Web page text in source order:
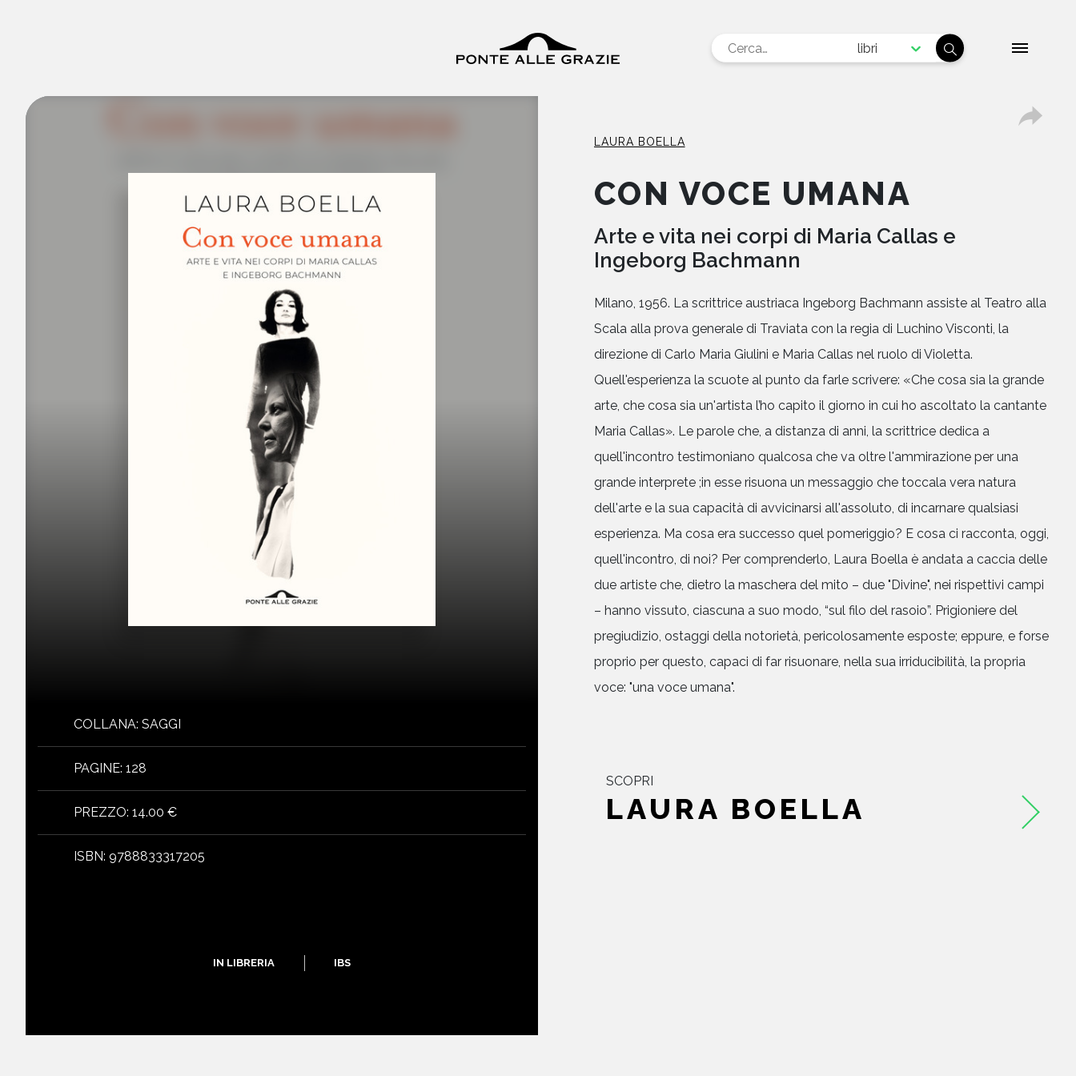
libri
HOME
CHI SIAMO
EVENTI
COLLANA: SAGGI
PAGINE: 128
PREZZO: 14.00 €
ISBN: 9788833317205
IN LIBRERIA IBS
LAURA BOELLA
CON VOCE UMANA
Arte e vita nei corpi di Maria Callas e
Ingeborg Bachmann
Milano, 1956. La scrittrice austriaca Ingeborg Bachmann assiste al Teatro alla
Scala alla prova generale di Traviata con la regia di Luchino Visconti, la
direzione di Carlo Maria Giulini e Maria Callas nel ruolo di Violetta.
Quell'esperienza la scuote al punto da farle scrivere: «Che cosa sia la grande
arte, che cosa sia un'artista l’ho capito il giorno in cui ho ascoltato la cantante
Maria Callas». Le parole che, a distanza di anni, la scrittrice dedica a
quell'incontro testimoniano qualcosa che va oltre l'ammirazione per una
grande interprete ;in esse risuona un messaggio che toccala vera natura
dell'arte e la sua capacità di avvicinarsi all'assoluto, di incarnare qualsiasi
esperienza. Ma cosa era successo quel pomeriggio? E cosa ci racconta, oggi,
quell'incontro, di noi? Per comprenderlo, Laura Boella è andata a caccia delle
due artiste che, dietro la maschera del mito – due "Divine", nei rispettivi campi
– hanno vissuto, ciascuna a suo modo, “sul filo del rasoio”. Prigioniere del
pregiudizio, ostaggi della notorietà, pericolosamente esposte; eppure, e forse
proprio per questo, capaci di far risuonare, nella sua irriducibilità, la propria
voce: "una voce umana".
SCOPRI
LAURA BOELLA